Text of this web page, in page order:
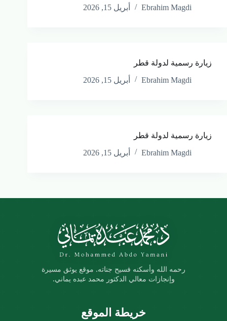
Ebrahim Magdi
أبريل 15, 2026
زيارة رسمية لدولة قطر
Ebrahim Magdi
أبريل 15, 2026
زيارة رسمية لدولة قطر
Ebrahim Magdi
أبريل 15, 2026
رحمه الله وأسكنه فسيح جناته. موقع يوثق مسيرة
وإنجازات معالي الدكتور محمد عبده يماني.
خريطة الموقع